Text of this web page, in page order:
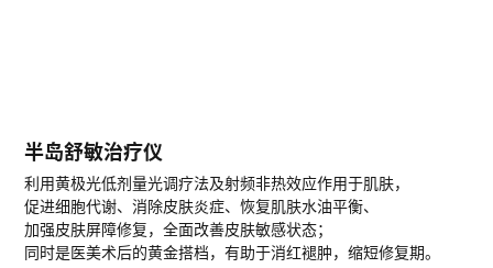
半岛舒敏治疗仪
利用黄极光低剂量光调疗法及射频非热效应作用于肌肤，
促进细胞代谢、消除皮肤炎症、恢复肌肤水油平衡、
加强皮肤屏障修复，全面改善皮肤敏感状态；
同时是医美术后的黄金搭档，有助于消红褪肿，缩短修复期。